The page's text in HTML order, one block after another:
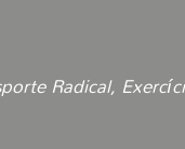
Radical,